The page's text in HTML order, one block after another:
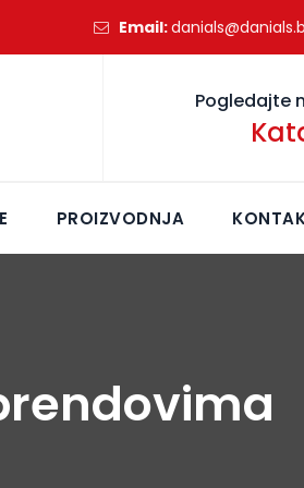
Email:
Pogledajte
PROIZVODNJA